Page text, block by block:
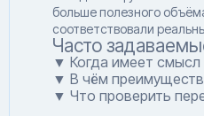
больше полезного
соответствовали
Часто
▼ Когда имеет смысл
▼ В чём
▼ Что проверить